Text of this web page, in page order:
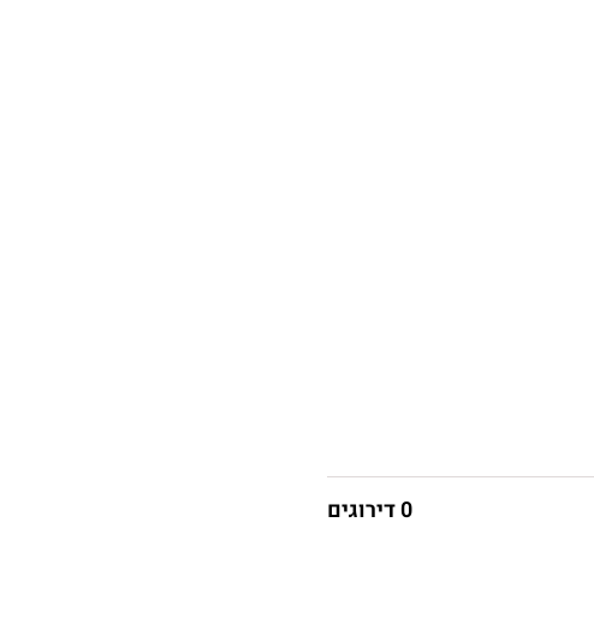
0 דירוגים